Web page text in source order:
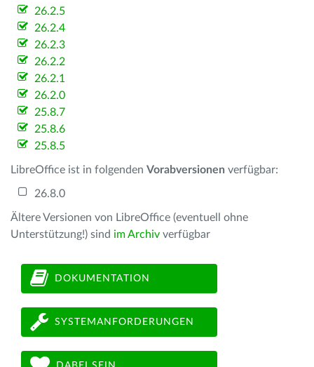
26.2.5
26.2.4
26.2.3
26.2.2
26.2.1
26.2.0
25.8.7
25.8.6
25.8.5
LibreOffice ist in folgenden Vorabversionen verfügbar:
26.8.0
Ältere Versionen von LibreOffice (eventuell ohne
Unterstützung!) sind im Archiv verfügbar
DOKUMENTATION
SYSTEMANFORDERUNGEN